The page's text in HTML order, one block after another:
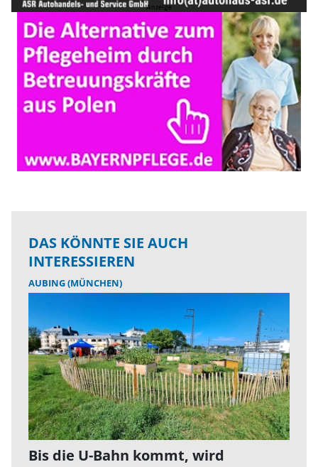
DAS KÖNNTE SIE AUCH
INTERESSIEREN
AUBING (MÜNCHEN)
Bis die U-Bahn kommt, wird